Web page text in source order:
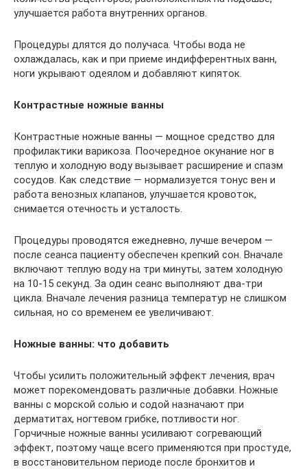
улучшается работа внутренних органов.
Процедуры длятся до получаса. Чтобы вода не
охлаждалась, как и при приеме индифферентных ванн,
ноги укрывают одеялом и добавляют кипяток.
Контрастные ножные ванны
Контрастные ножные ванны — мощное средство для
профилактики варикоза. Поочередное окунание ног в
теплую и холодную воду вызывает расширение и спазм
сосудов. Как следствие — нормализуется тонус вен и
работа венозных клапанов, улучшается кровоток,
снимается отечность и усталость.
Процедуры проводятся ежедневно, лучше вечером —
после сеанса пациенту обеспечен крепкий сон. Вначале
включают теплую воду на три минуты, затем холодную
на 10-15 секунд. За один сеанс выполняют два-три
цикла. Вначале лечения разница температур не слишком
сильная, но со временем ее увеличивают.
Ножные ванны: что добавить
Чтобы усилить положительный эффект лечения, врач
может порекомендовать различные добавки. Ножные
ванны с морской солью и содой назначают при
дерматитах, ногтевом грибке, потливости ног.
Горчичные ножные ванны усиливают согревающий
эффект, поэтому чаще всего применяются при простуде,
в восстановительном периоде после бронхитов и